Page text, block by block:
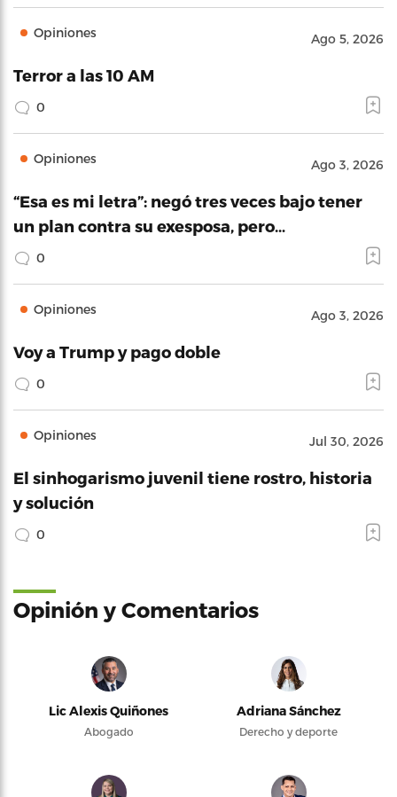
Opiniones Ago 5, 2026
Terror a las 10 AM
0
Opiniones Ago 3, 2026
“Esa es mi letra”: negó tres veces bajo tener
un plan contra su exesposa, pero…
0
Opiniones Ago 3, 2026
Voy a Trump y pago doble
0
Opiniones Jul 30, 2026
El sinhogarismo juvenil tiene rostro, historia
y solución
0
Opinión y Comentarios
Lic Alexis Quiñones
Abogado
Adriana Sánchez
Derecho y deporte